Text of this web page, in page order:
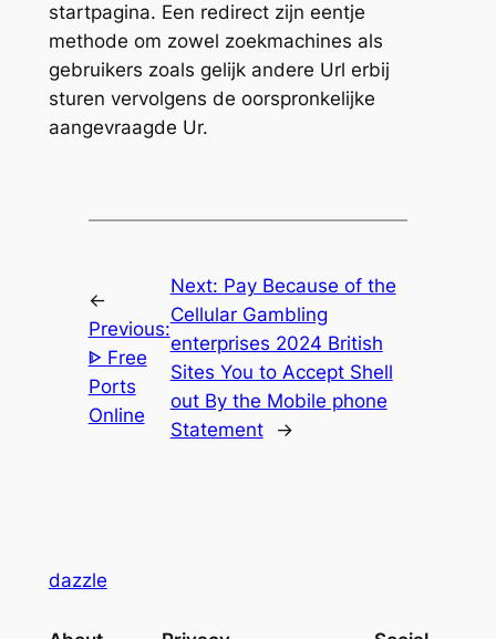
startpagina. Een redirect zijn eentje
methode om zowel zoekmachines als
gebruikers zoals gelijk andere Url erbij
sturen vervolgens de oorspronkelijke
aangevraagde Ur.
←
Previous:
ᐈ Free
Ports
Online
Next: Pay Because of the
Cellular Gambling
enterprises 2024 British
Sites You to Accept Shell
out By the Mobile phone
Statement
→
dazzle